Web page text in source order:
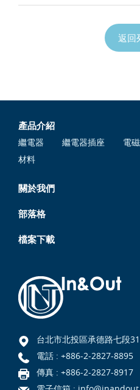
返回
產品介紹
繼電器 繼電器插座 電
材料
關於我們
部落格
檔案下載
台北市北投區承德路七段
電話 : +886-2-2827-8895
傳真 : +886-2-2827-8917